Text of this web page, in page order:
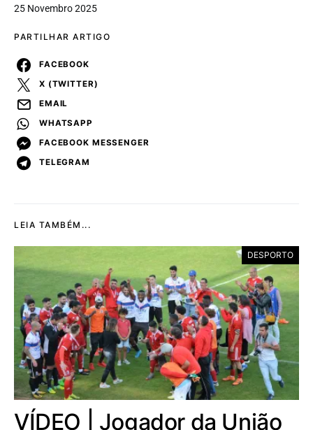
25 Novembro 2025
PARTILHAR ARTIGO
FACEBOOK
X (TWITTER)
EMAIL
WHATSAPP
FACEBOOK MESSENGER
TELEGRAM
LEIA TAMBÉM...
DESPORTO
VÍDEO | Jogador da União